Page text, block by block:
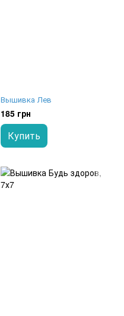
Вышивка Лев
185 грн
Купить